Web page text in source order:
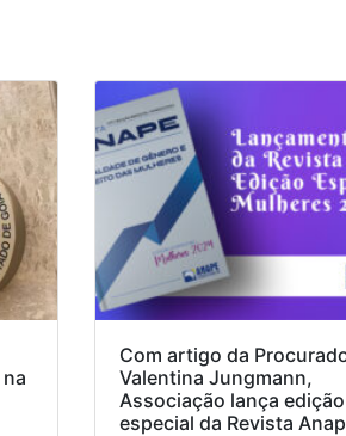
Com artigo da
Valentina Jungmann,
Associação lança edição
especial da Revista